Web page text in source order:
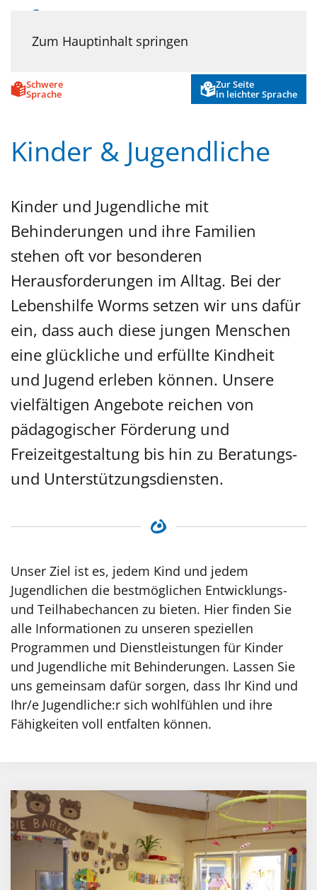
Zum Hauptinhalt springen
Schwere
Sprache
Zur Seite
in leichter Sprache
Kinder & Jugendliche
Kinder und Jugendliche mit
Behinderungen und ihre Familien
stehen oft vor besonderen
Herausforderungen im Alltag. Bei der
Lebenshilfe Worms setzen wir uns dafür
ein, dass auch diese jungen Menschen
eine glückliche und erfüllte Kindheit
und Jugend erleben können. Unsere
vielfältigen Angebote reichen von
pädagogischer Förderung und
Freizeitgestaltung bis hin zu Beratungs-
und Unterstützungsdiensten.
Unser Ziel ist es, jedem Kind und jedem
Jugendlichen die bestmöglichen Entwicklungs-
und Teilhabechancen zu bieten. Hier finden Sie
alle Informationen zu unseren speziellen
Programmen und Dienstleistungen für Kinder
und Jugendliche mit Behinderungen. Lassen Sie
uns gemeinsam dafür sorgen, dass Ihr Kind und
Ihr/e Jugendliche:r sich wohlfühlen und ihre
Fähigkeiten voll entfalten können.